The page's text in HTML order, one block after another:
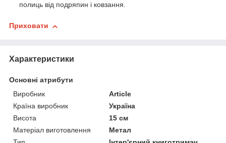
полиць від подряпин і ковзання.
Приховати
Характеристики
Основні атрибути
Виробник
Article
Країна виробник
Україна
Висота
15 см
Матеріал виготовлення
Метал